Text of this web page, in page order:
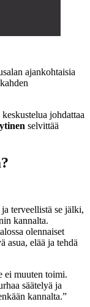
ajankohtaisia
keskustelua johdattaa
selvittää
terveellistä se jälki,
kannalta.
olennaiset
asua, elää ja tehdä
ei muuten toimi.
säätelyä ja
kannalta.”